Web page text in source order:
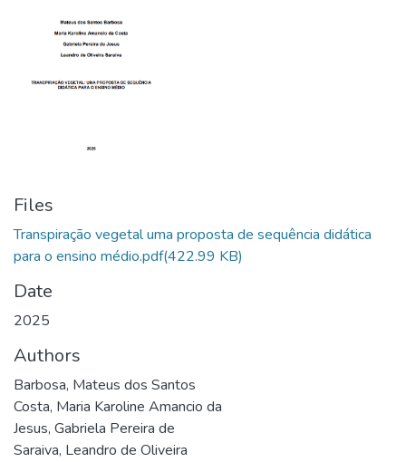
Files
Transpiração vegetal uma proposta de sequência didática
para o ensino médio.pdf(422.99 KB)
Date
2025
Authors
Barbosa, Mateus dos Santos
Costa, Maria Karoline Amancio da
Jesus, Gabriela Pereira de
Saraiva, Leandro de Oliveira